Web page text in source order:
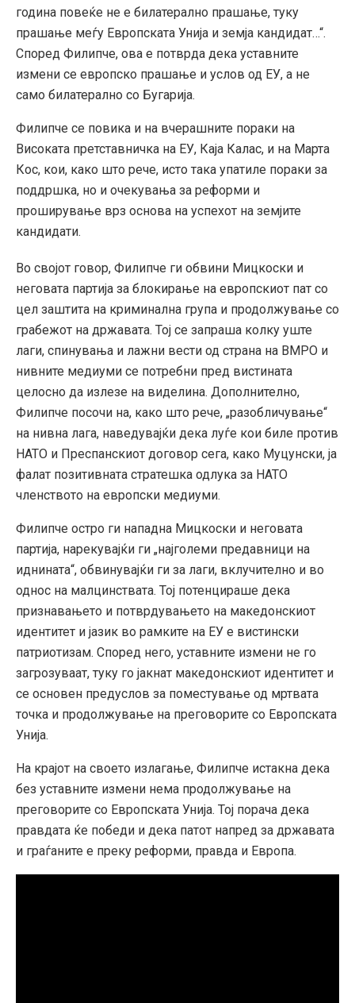
година повеќе не е билатерално прашање, туку
прашање меѓу Европската Унија и земја кандидат…“.
Според Филипче, ова е потврда дека уставните
измени се европско прашање и услов од ЕУ, а не
само билатерално со Бугарија.
Филипче се повика и на вчерашните пораки на
Високата претставничка на ЕУ, Каја Калас, и на Марта
Кос, кои, како што рече, исто така упатиле пораки за
поддршка, но и очекувања за реформи и
проширување врз основа на успехот на земјите
кандидати.
Во својот говор, Филипче ги обвини Мицкоски и
неговата партија за блокирање на европскиот пат со
цел заштита на криминална група и продолжување со
грабежот на државата. Тој се запраша колку уште
лаги, спинувања и лажни вести од страна на ВМРО и
нивните медиуми се потребни пред вистината
целосно да излезе на виделина. Дополнително,
Филипче посочи на, како што рече, „разобличување“
на нивна лага, наведувајќи дека луѓе кои биле против
НАТО и Преспанскиот договор сега, како Муцунски, ја
фалат позитивната стратешка одлука за НАТО
членството на европски медиуми.
Филипче остро ги нападна Мицкоски и неговата
партија, нарекувајќи ги „најголеми предавници на
иднината“, обвинувајќи ги за лаги, вклучително и во
однос на малцинствата. Тој потенцираше дека
признавањето и потврдувањето на македонскиот
идентитет и јазик во рамките на ЕУ е вистински
патриотизам. Според него, уставните измени не го
загрозуваат, туку го јакнат македонскиот идентитет и
се основен предуслов за поместување од мртвата
точка и продолжување на преговорите со Европската
Унија.
На крајот на своето излагање, Филипче истакна дека
без уставните измени нема продолжување на
преговорите со Европската Унија. Тој порача дека
правдата ќе победи и дека патот напред за државата
и граѓаните е преку реформи, правда и Европа.